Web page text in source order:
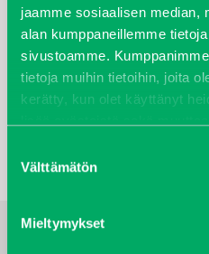
jaamme sosiaalisen median,
alan kumppaneillemme
sivustoamme.
tietoja muihin tietoihin, joita
kerätty, kun olet käyttänyt
valinta
Välttämätön
Mieltymykset
LISÄTIEDOT
Oletko kiinnostunut
tuotteesta?